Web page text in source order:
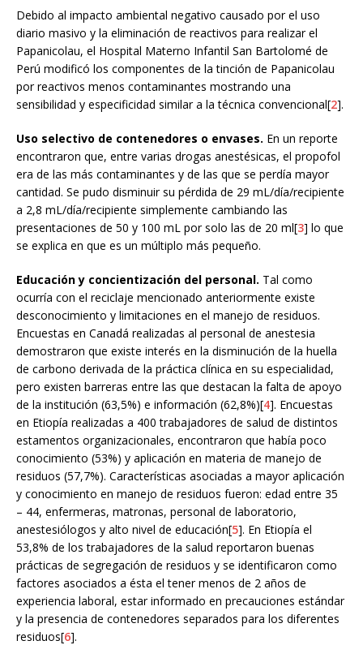
Debido al impacto ambiental negativo causado por el uso
diario masivo y la eliminación de reactivos para realizar el
Papanicolau, el Hospital Materno Infantil San Bartolomé de
Perú modificó los componentes de la tinción de Papanicolau
por reactivos menos contaminantes mostrando una
sensibilidad y especificidad similar a la técnica convencional[2].
Uso selectivo de contenedores o envases. En un reporte
encontraron que, entre varias drogas anestésicas, el propofol
era de las más contaminantes y de las que se perdía mayor
cantidad. Se pudo disminuir su pérdida de 29 mL/día/recipiente
a 2,8 mL/día/recipiente simplemente cambiando las
presentaciones de 50 y 100 mL por solo las de 20 ml[3] lo que
se explica en que es un múltiplo más pequeño.
Educación y concientización del personal. Tal como
ocurría con el reciclaje mencionado anteriormente existe
desconocimiento y limitaciones en el manejo de residuos.
Encuestas en Canadá realizadas al personal de anestesia
demostraron que existe interés en la disminución de la huella
de carbono derivada de la práctica clínica en su especialidad,
pero existen barreras entre las que destacan la falta de apoyo
de la institución (63,5%) e información (62,8%)[4]. Encuestas
en Etiopía realizadas a 400 trabajadores de salud de distintos
estamentos organizacionales, encontraron que había poco
conocimiento (53%) y aplicación en materia de manejo de
residuos (57,7%). Características asociadas a mayor aplicación
y conocimiento en manejo de residuos fueron: edad entre 35
– 44, enfermeras, matronas, personal de laboratorio,
anestesiólogos y alto nivel de educación[5]. En Etiopía el
53,8% de los trabajadores de la salud reportaron buenas
prácticas de segregación de residuos y se identificaron como
factores asociados a ésta el tener menos de 2 años de
experiencia laboral, estar informado en precauciones estándar
y la presencia de contenedores separados para los diferentes
residuos[6].